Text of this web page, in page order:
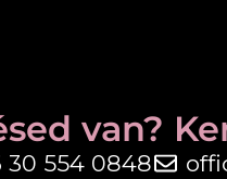
van?
30 554 0848